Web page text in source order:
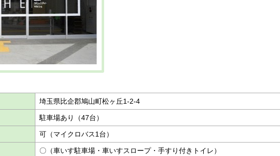
埼玉県比企郡鳩山町松ヶ丘1-2-4
駐車場あり（47台）
可（マイクロバス1台）
〇（車いす駐車場・車いすスロープ・手すり付きトイレ）